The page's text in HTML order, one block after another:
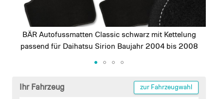
BÄR Autofussmatten Classic schwarz mit Kettelung
passend für Daihatsu Sirion Baujahr 2004 bis 2008
Ihr Fahrzeug zur Fahrzeugwahl